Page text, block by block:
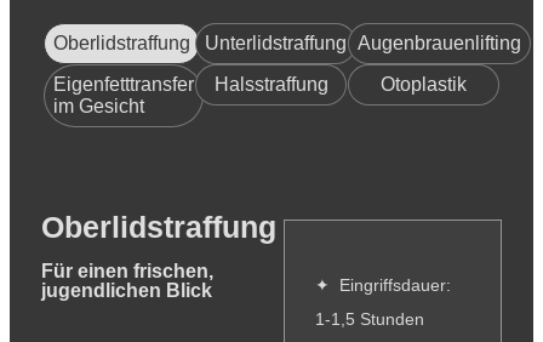
Oberlidstraffung Unterlidstraffung Augenbrauenlifting
Eigenfetttransfer
im Gesicht
Halsstraffung Otoplastik
Oberlidstraffung
Für einen frischen,
jugendlichen Blick
✦ Eingriffsdauer:
1-1,5 Stunden